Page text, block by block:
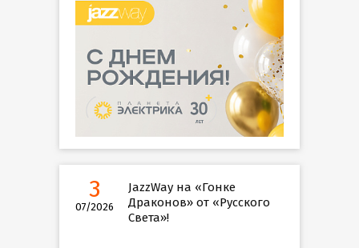
3
07/2026
JazzWay на «Гонке
Драконов» от «Русского
Света»!